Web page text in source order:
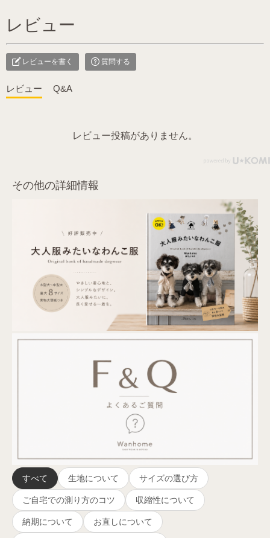
レビュー
レビューを書く 質問する
レビュー Q&A
レビュー投稿がありません。
その他の詳細情報
すべて 生地について サイズの選び方
ご自宅での測り方のコツ 収縮性について
納期について お直しについて